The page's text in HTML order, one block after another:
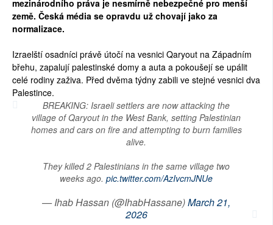
mezinárodního práva je nesmírně nebezpečné pro menší
země. Česká média se opravdu už chovají jako za
normalizace.
Izraelští osadníci právě útočí na vesnici Qaryout na Západním
břehu, zapalují palestinské domy a auta a pokoušejí se upálit
celé rodiny zaživa. Před dvěma týdny zabili ve stejné vesnici dva
Palestince.
BREAKING: Israeli settlers are now attacking the
village of Qaryout in the West Bank, setting Palestinian
homes and cars on fire and attempting to burn families
alive.
They killed 2 Palestinians in the same village two
weeks ago. pic.twitter.com/AzIvcmJNUe
— Ihab Hassan (@IhabHassane)March 21,
2026